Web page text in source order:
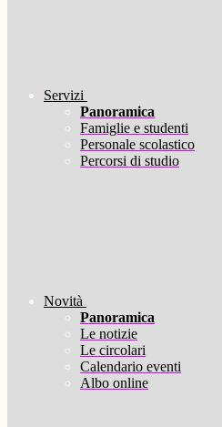
Servizi
Panoramica
Famiglie e studenti
Personale scolastico
Percorsi di studio
Novità
Panoramica
Le notizie
Le circolari
Calendario eventi
Albo online